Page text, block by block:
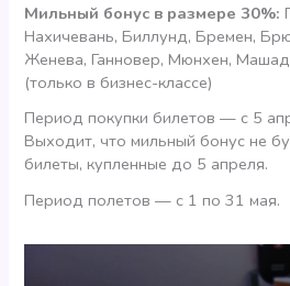
Мильный бонус в размере 30%:
Нахичевань, Биллунд, Бремен,
Женева, Ганновер, Мюнхен,
(только в бизнес-классе)
Период покупки билетов — с 5
Выходит, что мильный бонус не
билеты, купленные до 5 апреля.
Период полетов — с 1 по 31 мая.